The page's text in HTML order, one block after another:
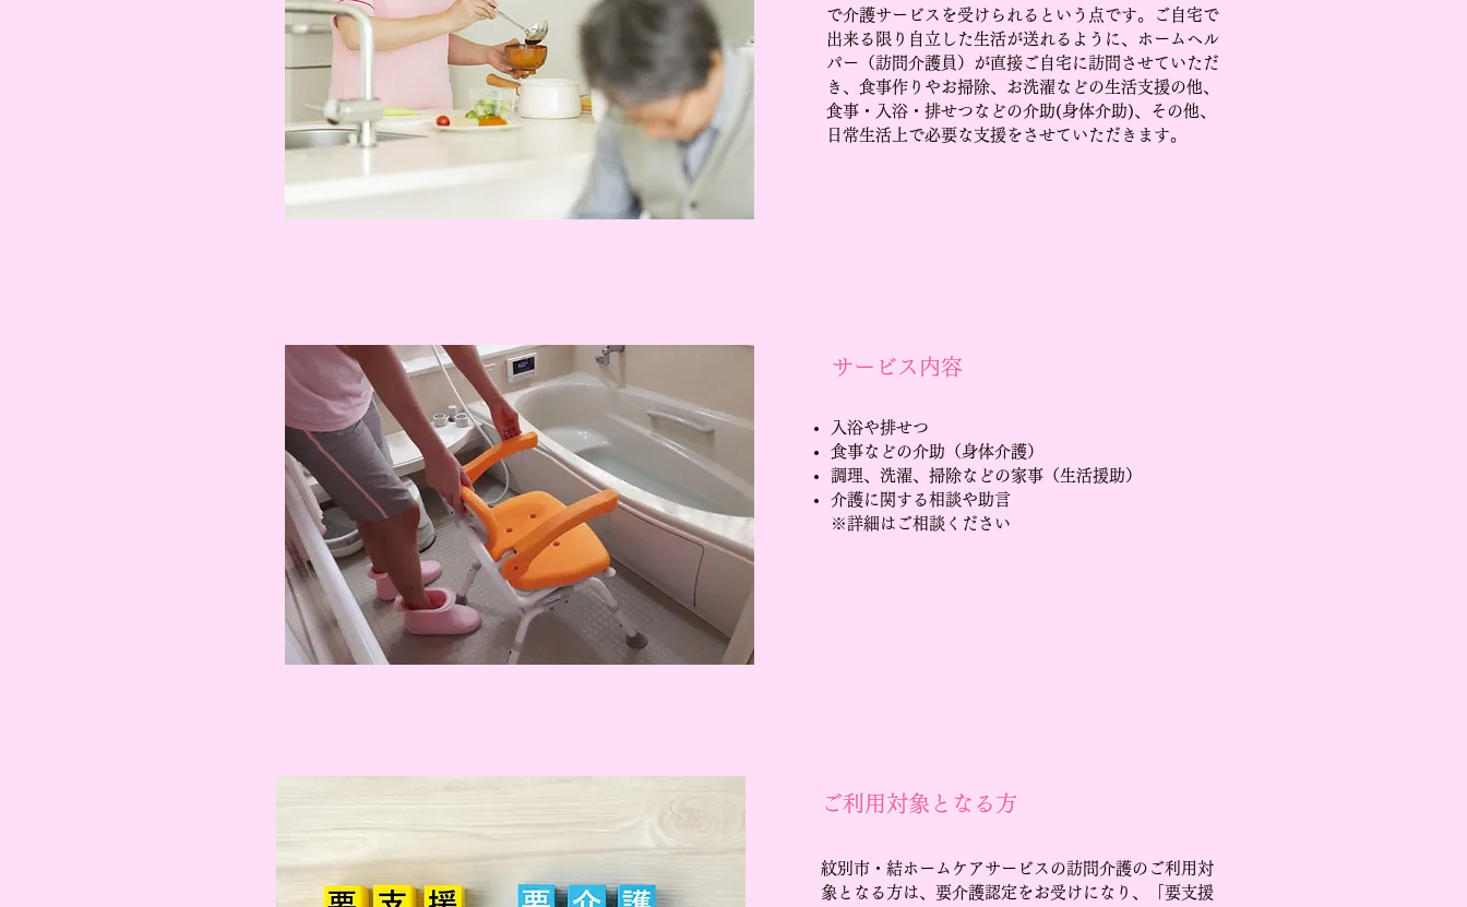
で介護サービスを受けられるという点です。ご自宅で
出来る限り自立した生活が送れるように、ホームヘル
パー（訪問介護員）が直接ご自宅に訪問させていただ
き、食事作りやお掃除、お洗濯などの生活支援の他、
食事・入浴・排せつなどの介助(身体介助)、その他、
日常生活上で必要な支援をさせていただきます。
サービス内容
入浴や排せつ
食事などの介助（身体介護）
調理、洗濯、掃除などの家事（生活援助）
介護に関する相談や助言
※詳細はご相談ください
ご利用対象となる方
紋別市・結ホームケアサービスの訪問介護のご利用対
象となる方は、要介護認定をお受けになり、「要支援